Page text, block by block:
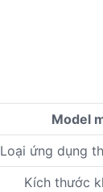
Model
Loại ứng dụng
Kích thước